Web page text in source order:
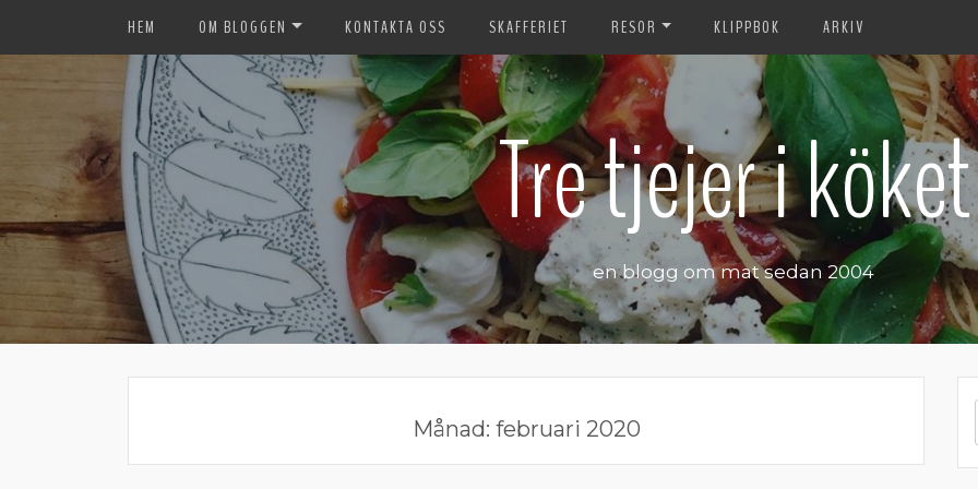
HEM OM BLOGGEN KONTAKTA OSS SKAFFERIET RESOR KLIPPBOK ARKIV
Tre tjejer i köket
en blogg om mat sedan 2004
Månad: februari 2020